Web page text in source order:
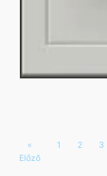
«
Előző
1 2 3